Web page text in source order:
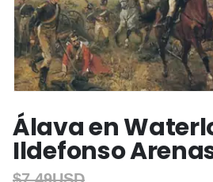
Álava en
Ildefonso